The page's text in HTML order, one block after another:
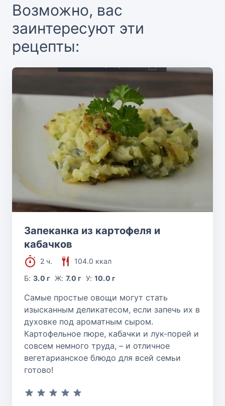
Возможно, вас
заинтересуют эти
рецепты:
Запеканка из картофеля и
кабачков
2 ч.
104.0 ккал
Б:3.0 г Ж: 7.0 г У: 10.0 г
Самые простые овощи могут стать
изысканным деликатесом, если запечь их в
духовке под ароматным сыром.
Картофельное пюре, кабачки и лук-порей и
совсем немного труда, – и отличное
вегетарианское блюдо для всей семьи
готово!